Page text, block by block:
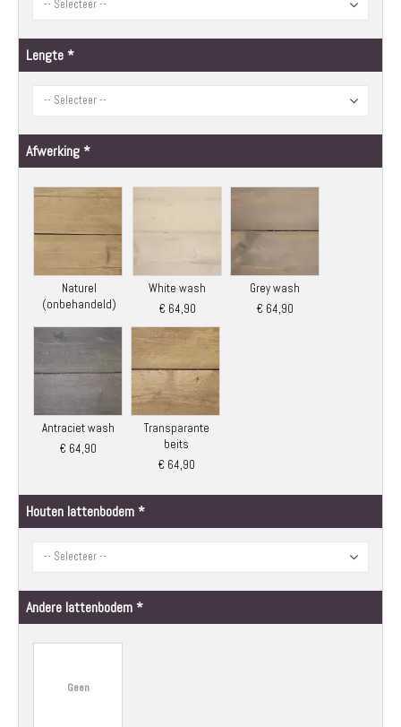
Lengte
Afwerking
Naturel
(onbehandeld)
White wash
€ 64,90
Grey wash
€ 64,90
Antraciet wash
€ 64,90
Transparante
beits
€ 64,90
Houten lattenbodem
Andere lattenbodem
Geen